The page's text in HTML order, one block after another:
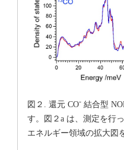
図２. 還元 CO- 結合型
す。図２a は、測定を行
エネルギー領域の拡大図